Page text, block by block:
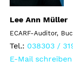
Lee Ann Müller
ECARF-Auditor,
Tel.: 038303 /
E-Mail schreiben